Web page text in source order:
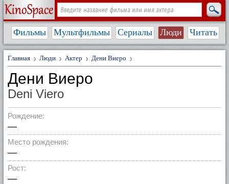
Фильмы Мультфильмы Сериалы Люди Читать
Главная Люди Актер Дени Виеро
Дени Виеро
Deni Viero
Рождение:
—
Место рождения:
—
Рост:
—